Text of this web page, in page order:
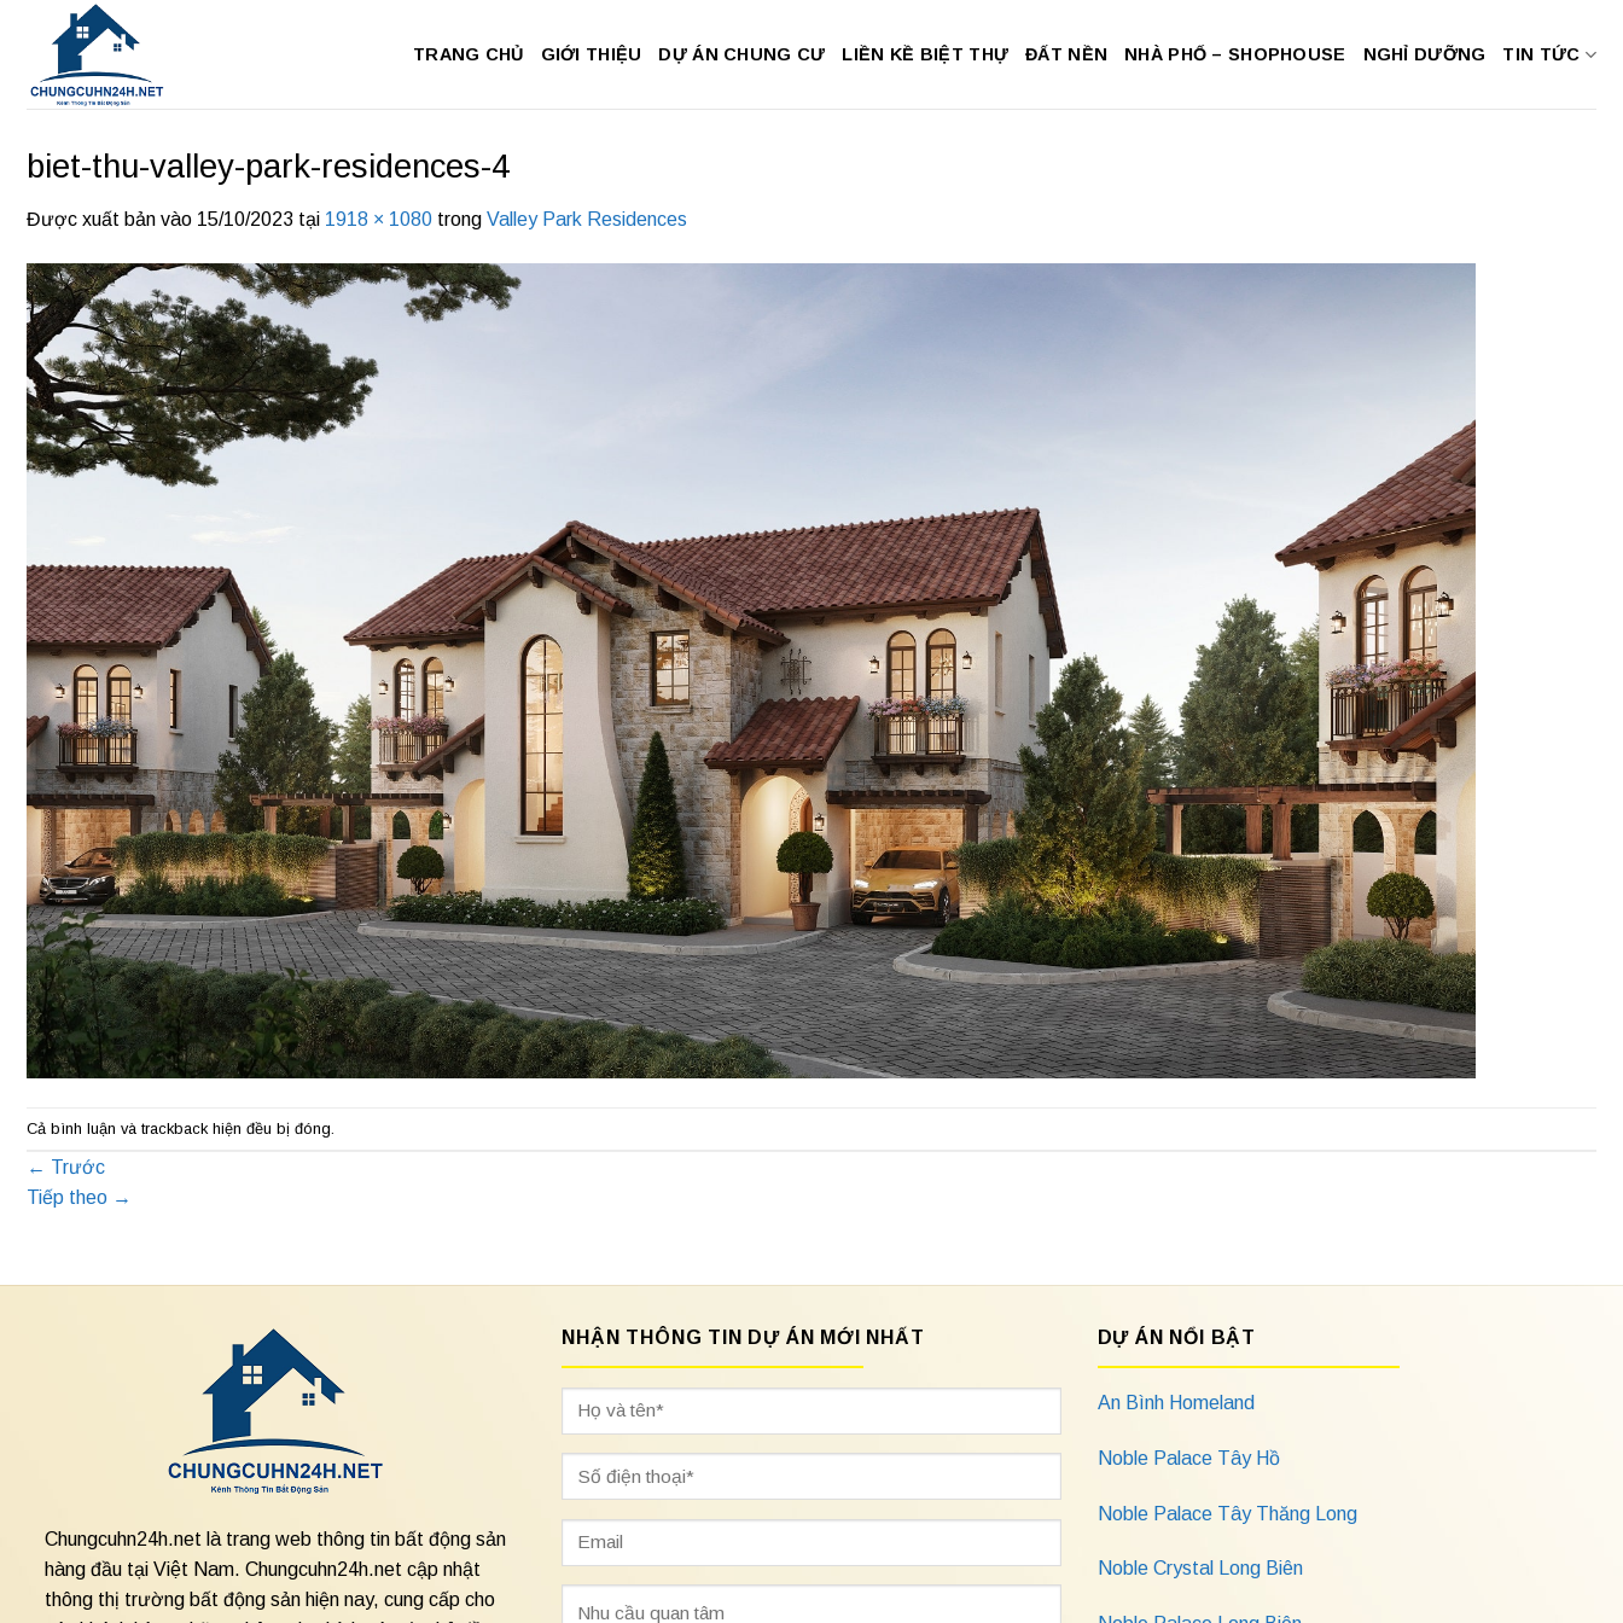
dung
TRANG CHỦ GIỚI THIỆU DỰ ÁN CHUNG CƯ LIỀN KỀ BIỆT THỰ ĐẤT NỀN NHÀ PHỐ – SHOPHOUSE NGHỈ DƯỠNG TIN TỨC
biet-thu-valley-park-residences-4
Được xuất bản vào 15/10/2023 tại 1918 × 1080 trong Valley Park Residences
Cả bình luận và trackback hiện đều bị đóng.
← Trước
Tiếp theo →
Chungcuhn24h.net là trang web thông tin bất động sản
hàng đầu tại Việt Nam. Chungcuhn24h.net cập nhật
thông thị trường bất động sản hiện nay, cung cấp cho
NHẬN THÔNG TIN DỰ ÁN MỚI NHẤT DỰ ÁN NỔI BẬT
An Bình Homeland
Noble Palace Tây Hồ
Noble Palace Tây Thăng Long
Noble Crystal Long Biên